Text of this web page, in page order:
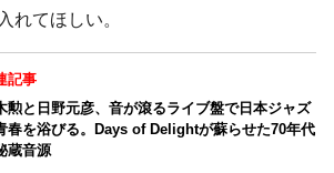
れてほしい。
記事
勲と日野元彦、音が滾るライブ盤で日本ジャズ
春を浴びる。Days of Delightが蘇らせた70年代
蔵音源